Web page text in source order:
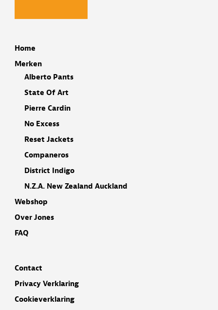
Home
Merken
Alberto Pants
State Of Art
Pierre Cardin
No Excess
Reset Jackets
Companeros
District Indigo
N.Z.A. New Zealand Auckland
Webshop
Over Jones
FAQ
Contact
Privacy Verklaring
Cookieverklaring